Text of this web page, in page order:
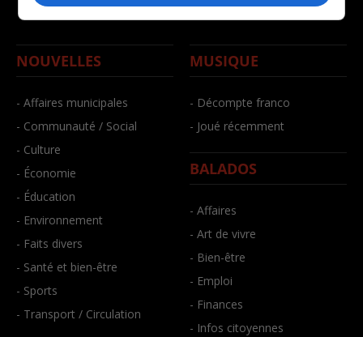
NOUVELLES
- Affaires municipales
- Communauté / Social
- Culture
- Économie
- Éducation
- Environnement
- Faits divers
- Santé et bien-être
- Sports
- Transport / Circulation
MUSIQUE
- Décompte franco
- Joué récemment
BALADOS
- Affaires
- Art de vivre
- Bien-être
- Emploi
- Finances
- Infos citoyennes